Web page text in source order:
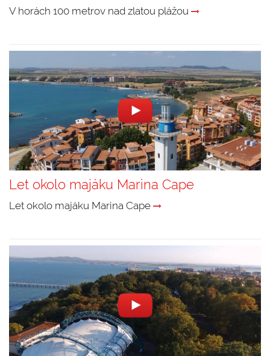
V horách 100 metrov nad zlatou plážou
Let okolo majáku Marina Cape
Let okolo majáku Marina Cape